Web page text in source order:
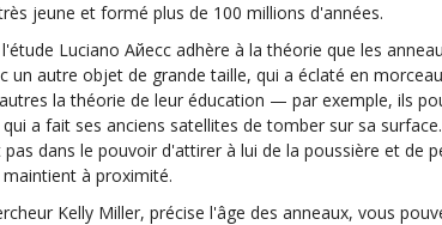
jeune et formé plus de 100 millions d'années.
Luciano Айесс adhère à la théorie que les
un autre objet de grande taille, qui a éclaté en
la théorie de leur éducation — par exemple, ils
a fait ses anciens satellites de tomber sur sa
pas dans le pouvoir d'attirer à lui de la poussière et de
à proximité.
Kelly Miller, précise l'âge des anneaux, vous